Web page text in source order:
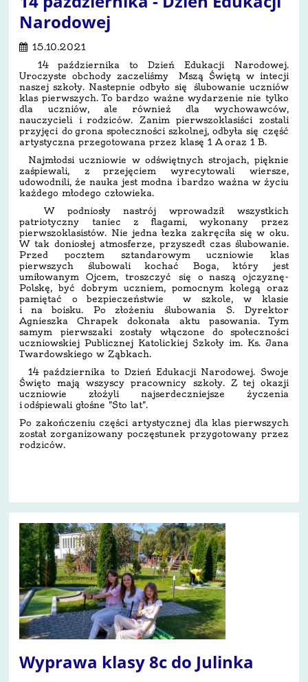
Narodowej
15.10.2021
14 października to Dzień Edukacji Narodowej.
Uroczyste obchody zaczeliśmy Mszą Świętą w intecji
naszej szkoły. Nastepnie odbyło się ślubowanie uczniów
klas pierwszych. To bardzo ważne wydarzenie nie tylko
dla uczniów, ale również dla wychowawców,
nauczycieli i rodziców. Zanim pierwszoklasiści zostali
przyjęci do grona społeczności szkolnej, odbyła się część
artystyczna przegotowana przez klasę 1 A oraz 1 B.
Najmłodsi uczniowie w odświętnych strojach, pięknie
zaśpiewali, z przejęciem wyrecytowali wiersze,
udowodnili, że nauka jest modna i bardzo ważna w życiu
każdego młodego człowieka.
W podniosły nastrój wprowadził wszystkich
patriotyczny taniec z flagami, wykonany przez
pierwszoklasistów. Nie jedna łezka zakręciła się w oku.
W tak doniosłej atmosferze, przyszedł czas ślubowanie.
Przed pocztem sztandarowym uczniowie klas
pierwszych ślubowali kochać Boga, który jest
umiłowanym Ojcem, troszczyć się o naszą ojczyznę-
Polskę, być dobrym uczniem, pomocnym kolegą oraz
pamiętać o bezpieczeństwie w szkole, w klasie
i na boisku. Po złożeniu ślubowania S. Dyrektor
Agnieszka Chrapek dokonała aktu pasowania. Tym
samym pierwszaki zostały włączone do społeczności
uczniowskiej Publicznej Katolickiej Szkoły im. Ks. Jana
Twardowskiego w Ząbkach.
14 października to Dzień Edukacji Narodowej. Swoje
Święto mają wszyscy pracownicy szkoły. Z tej okazji
uczniowie złożyli najserdeczniejsze życzenia
i odśpiewali głośne "Sto lat".
Po zakończeniu części artystycznej dla klas pierwszych
został zorganizowany poczęstunek przygotowany przez
rodziców.
Wyprawa klasy 8c do Julinka